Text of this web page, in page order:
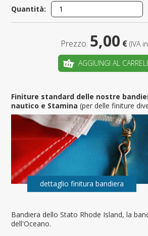
Bandiera dello Stato Rhode Island, la
dell'Oceano.
Quantità:
Prezzo: 5,00 € (IVA
AGGIUNGI AL
Finiture standard delle nostre
nautico e Stamina(per delle finiture
dettaglio finitura bandiera